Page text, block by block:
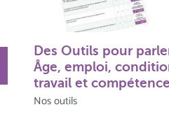
Des Outils pour
Âge, emploi,
travail et
Nos outils